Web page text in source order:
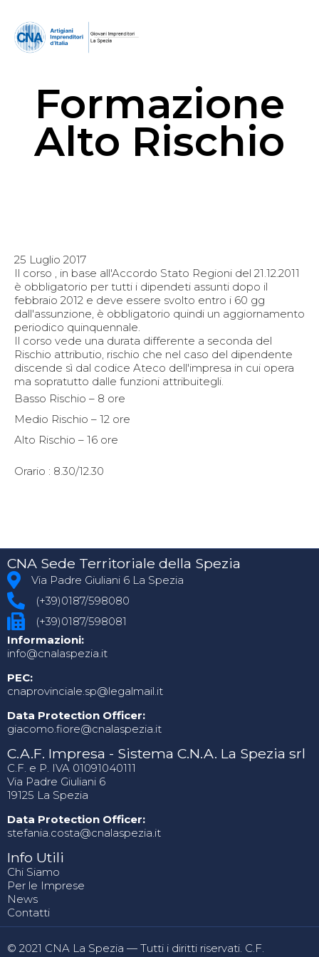
Formazione
Alto Rischio
25 Luglio 2017
Il corso , in base all'Accordo Stato Regioni del 21.12.2011
è obbligatorio per tutti i dipendeti assunti dopo il
febbraio 2012 e deve essere svolto entro i 60 gg
dall'assunzione, è obbligatorio quindi un aggiornamento
periodico quinquennale.
Il corso vede una durata differente a seconda del
Rischio attributio, rischio che nel caso del dipendente
discende sì dal codice Ateco dell'impresa in cui opera
ma sopratutto dalle funzioni attribuitegli.
Basso Rischio – 8 ore
Medio Rischio – 12 ore
Alto Rischio – 16 ore
Orario : 8.30/12.30
CNA Sede Territoriale della Spezia
Via Padre Giuliani 6 La Spezia
(+39)0187/598080
(+39)0187/598081
Informazioni:
info@cnalaspezia.it
PEC:
cnaprovinciale.sp@legalmail.it
Data Protection Officer:
giacomo.fiore@cnalaspezia.it
C.A.F. Impresa - Sistema C.N.A. La Spezia srl
C.F. e P. IVA 01091040111
Via Padre Giuliani 6
19125 La Spezia
Data Protection Officer:
stefania.costa@cnalaspezia.it
Info Utili
Chi Siamo
Per le Imprese
News
Contatti
© 2021 CNA La Spezia — Tutti i diritti riservati. C.F.